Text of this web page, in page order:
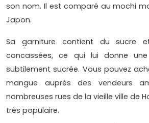
son nom. Il est comparé au mochi
Japon.
Sa garniture contient du sucre
concassées, ce qui lui donne
subtilement sucrée. Vous pouvez
mangue auprès des vendeurs
nombreuses rues de la vieille ville de
très populaire.